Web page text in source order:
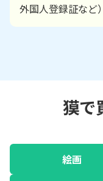
外国人登録証など）
獏で
絵画